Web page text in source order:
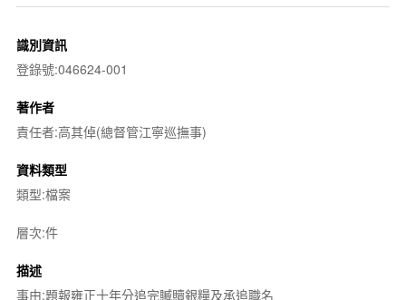
識別資訊
登錄號:046624-001
著作者
責任者:高其倬(總督管江寧巡撫事)
資料類型
類型:檔案
層次:件
描述
事由:題報雍正十年分追完贓贖銀糧及承追職名